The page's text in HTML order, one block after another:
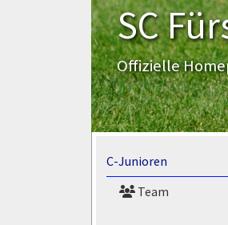
SC
Offizielle
C-Junioren
Team